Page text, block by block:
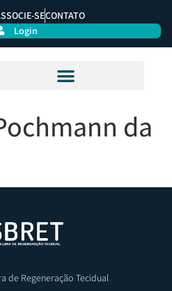
SECONTATO
Login
da
de Regeneração Tecidual